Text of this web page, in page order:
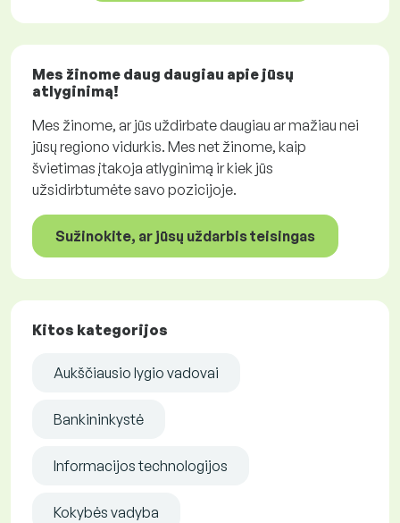
Mes žinome daug daugiau apie jūsų
atlyginimą!
Mes žinome, ar jūs uždirbate daugiau ar mažiau nei
jūsų regiono vidurkis. Mes net žinome, kaip
švietimas įtakoja atlyginimą ir kiek jūs
užsidirbtumėte savo pozicijoje.
Sužinokite, ar jūsų uždarbis teisingas
Kitos kategorijos
Aukščiausio lygio vadovai
Bankininkystė
Informacijos technologijos
Kokybės vadyba